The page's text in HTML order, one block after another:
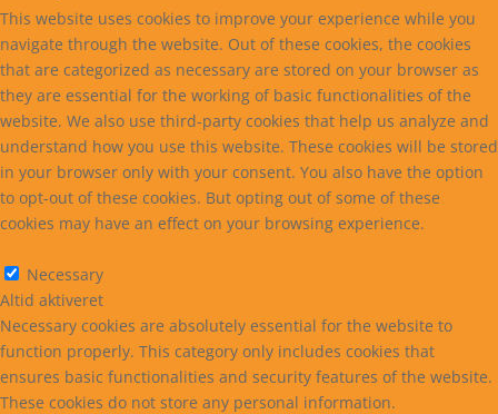
This website uses cookies to improve your experience while you
navigate through the website. Out of these cookies, the cookies
that are categorized as necessary are stored on your browser as
they are essential for the working of basic functionalities of the
website. We also use third-party cookies that help us analyze and
understand how you use this website. These cookies will be stored
in your browser only with your consent. You also have the option
to opt-out of these cookies. But opting out of some of these
cookies may have an effect on your browsing experience.
Necessary
Altid aktiveret
Necessary cookies are absolutely essential for the website to
function properly. This category only includes cookies that
ensures basic functionalities and security features of the website.
These cookies do not store any personal information.